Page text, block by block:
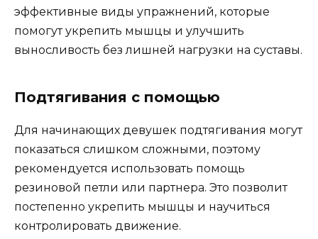
эффективные виды упражнений, которые
помогут укрепить мышцы и улучшить
выносливость без лишней нагрузки на суставы.
Подтягивания с помощью
Для начинающих девушек подтягивания могут
показаться слишком сложными, поэтому
рекомендуется использовать помощь
резиновой петли или партнера. Это позволит
постепенно укрепить мышцы и научиться
контролировать движение.